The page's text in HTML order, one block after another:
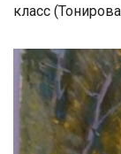
класс